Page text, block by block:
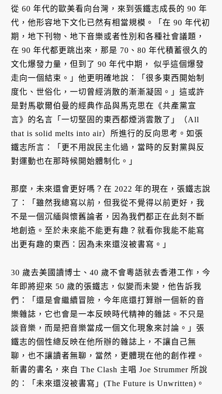
從 60 年代的歐美看向台灣，來到張鐵志成長的 90 年
代，他形容地下文化已然有相當規模。「在 90 年代初
期，地下刊物、地下音樂或者性別和各種社會議題，
在 90 年代都更跳出來，那是 70、80 年代積蓄很久的
文化爆發力量，但到了 90 年代中期， 似乎這個爆發
走向一個結束。」他更明確地說：「很多東西開始制
度化、世俗化，一切曾經消散的漸漸凝固。」這或許
是對馬歇爾伯曼的經典作品與馬克思在《共產黨宣
言》的名言「一切堅固的東西都煙消雲散了」（All
that is solid melts into air）所進行的反向思考。如張
鐵志所言：「更不用說民主化過，當時的反對黨與反
對運動也在那時候開始體制化。」
那麼，未來還會更好嗎？在 2022 年的現在，張鐵志說
了：「雖然我總寫以前，但我從不覺得以前更好，我
不是一個沉緬與懷舊論者，因為我們都正在此刻不斷
地創造。至於未來能不能更有趣？就看你我能不能寫
出更有趣的東西：因為未來還沒被書寫。」
30 歲去美國讀博士、40 歲不會粵語就去香港工作，今
年即將迎來 50 歲的張鐵志，似變而未變，他告訴我
們：「還是會繼續冒險，今年底還打算辦一個新的音
樂雜誌，它也會是一本反映時代精神的雜誌。不只是
談音樂，而是把音樂當成一個文化現象來討論。」張
鐵志的個性總反映在他所辦的雜誌上，不讓自己無
聊，也不讓讀者無聊，當然，更體現在他的創作裡。
新書的書名，來自 The Clash 主唱 Joe Strummer 所說
的：「未來還沒被書寫」(The Future is Unwritten)。